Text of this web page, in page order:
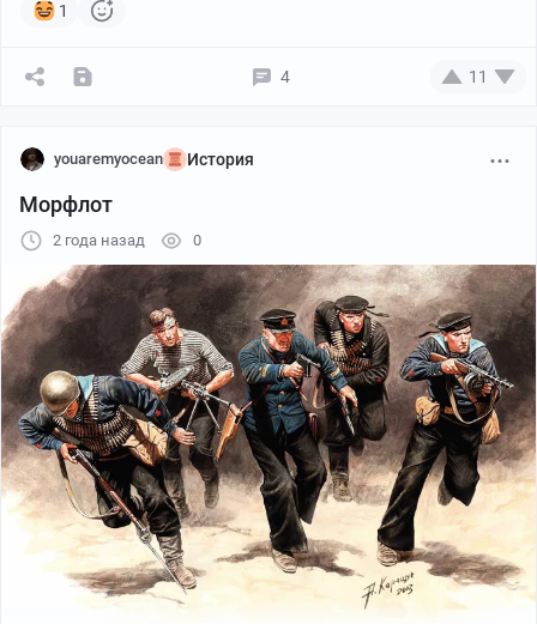
1
4 11
youaremyocean История
Морфлот
2 года назад 0